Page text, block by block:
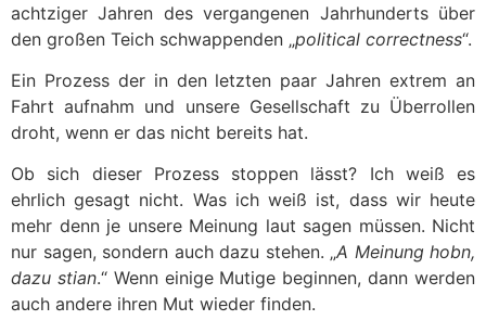
achtziger Jahren des vergangenen Jahrhunderts über
den großen Teich schwappenden „political correctness“.
Ein Prozess der in den letzten paar Jahren extrem an
Fahrt aufnahm und unsere Gesellschaft zu Überrollen
droht, wenn er das nicht bereits hat.
Ob sich dieser Prozess stoppen lässt? Ich weiß es
ehrlich gesagt nicht. Was ich weiß ist, dass wir heute
mehr denn je unsere Meinung laut sagen müssen. Nicht
nur sagen, sondern auch dazu stehen. „A Meinung hobn,
dazu stian.“ Wenn einige Mutige beginnen, dann werden
auch andere ihren Mut wieder finden.